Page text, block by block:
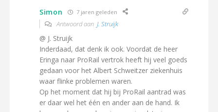
Simon 7 jaren geleden
Antwoord aan J. Struijk
@ J. Struijk
Inderdaad, dat denk ik ook. Voordat de heer
Eringa naar ProRail vertrok heeft hij veel goeds
gedaan voor het Albert Schweitzer ziekenhuis
waar flinke problemen waren.
Op het moment dat hij bij ProRail aantrad was
er daar wel het één en ander aan de hand. Ik